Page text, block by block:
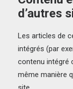
d’autres
Les articles de
intégrés (par
contenu intégré
même manière